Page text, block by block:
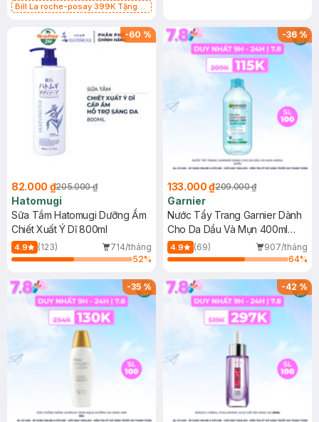
Bill La roche-posay 399K Tặng
(SL có hạn)
-60 %
82.000 ₫205.000 ₫
Hatomugi
Sữa Tắm Hatomugi Dưỡng Ẩm
Chiết Xuất Ý Dĩ 800ml
4.9 (123)
714/tháng
52%
-36%
133.000 ₫209.000 ₫
Garnier
Nước Tẩy Trang Garnier Dành
Cho Da Dầu Và Mụn 400ml
(Mới)
4.9 (69)
907/tháng
64%
-35% -42%